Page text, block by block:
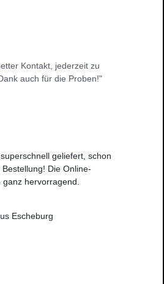
Kontakt, jederzeit zu
auch für die Proben!"
geliefert, schon
Die Online-
hervorragend.
Escheburg